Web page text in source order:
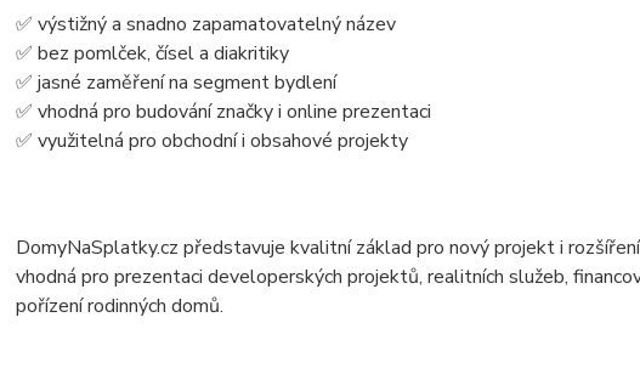
✅ výstižný a snadno zapamatovatelný název
✅ bez pomlček, čísel a diakritiky
✅ jasné zaměření na segment bydlení
✅ vhodná pro budování značky i online prezentaci
✅ využitelná pro obchodní i obsahové projekty
DomyNaSplatky.cz představuje kvalitní základ pro nový projekt i
vhodná pro prezentaci developerských projektů, realitních služeb,
pořízení rodinných domů.